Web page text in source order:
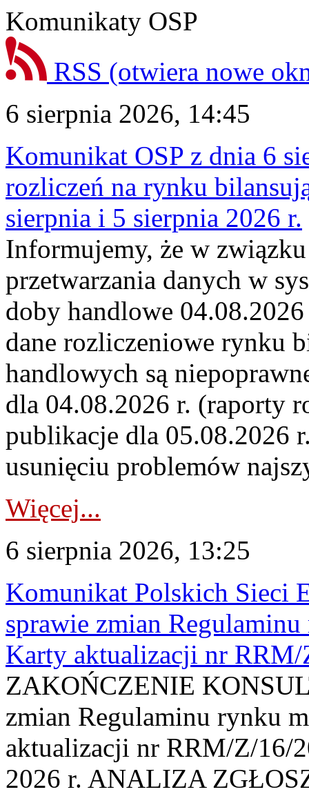
Komunikaty OSP
RSS (otwiera nowe
6 sierpnia 2026, 14:45
Komunikat OSP z dnia 6
rozliczeń na rynku
sierpnia i 5 sierpnia 2026 r.
Informujemy, że w
przetwarzania danych w
doby handlowe
dane rozliczeniowe rynku
handlowych są
dla 04.08.2026 r. (raporty
publikacje dla 05.08.2026
usunięciu problemów
Więcej...
6 sierpnia 2026, 13:25
Komunikat Polskich Sieci
sprawie zmian
Karty aktualizacji nr
ZAKOŃCZENIE
zmian Regulaminu rynku
aktualizacji nr RRM/Z/16/
2026 r. ANALIZA